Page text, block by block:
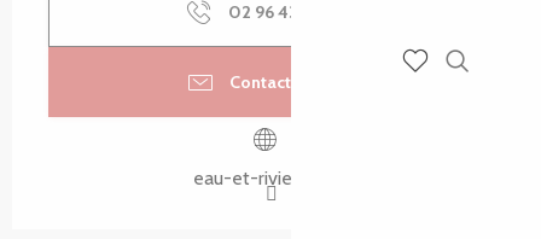
02 96 43 08
Contactez-nous
eau-et-rivieres.org